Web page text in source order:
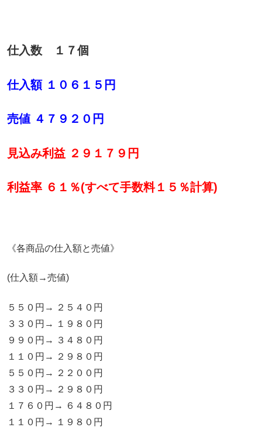
仕入数 １７個
仕入額 １０６１５円
売値 ４７９２０円
見込み利益 ２９１７９円
利益率 ６１％(すべて手数料１５％計算)
《各商品の仕入額と売値》
(仕入額→売値)
５５０円→ ２５４０円
３３０円→ １９８０円
９９０円→ ３４８０円
１１０円→ ２９８０円
５５０円→ ２２００円
３３０円→ ２９８０円
１７６０円→ ６４８０円
１１０円→ １９８０円